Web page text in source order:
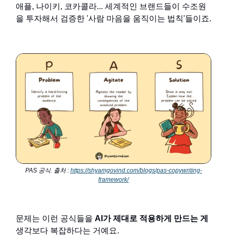
애플, 나이키, 코카콜라... 세계적인 브랜드들이 수조원
을 투자해서 검증한 '사람 마음을 움직이는 법칙'들이죠.
PAS 공식. 출처 : https://shyamgovind.com/blogs/pas-copywriting-
framework/
문제는 이런 공식들을 AI가 제대로 적용하게 만드는 게
생각보다 복잡하다는 거예요.